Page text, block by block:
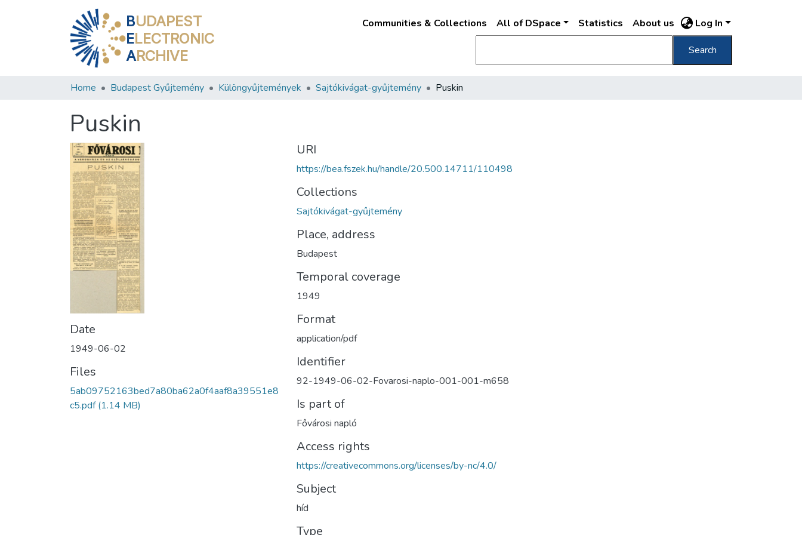
BUDAPEST
ELECTRONIC
ARCHIVE
Communities & Collections All of DSpace Statistics About us Log In
Search
Home Budapest Gyűjtemény Különgyűjtemények Sajtókivágat-gyűjtemény Puskin
Puskin
Date
1949-06-02
Files
5ab09752163bed7a80ba62a0f4aaf8a39551e8
c5.pdf(1.14 MB)
URI
https://bea.fszek.hu/handle/20.500.14711/110498
Collections
Sajtókivágat-gyűjtemény
Place, address
Budapest
Temporal coverage
1949
Format
application/pdf
Identifier
92-1949-06-02-Fovarosi-naplo-001-001-m658
Is part of
Fővárosi napló
Access rights
https://creativecommons.org/licenses/by-nc/4.0/
Subject
híd
Type